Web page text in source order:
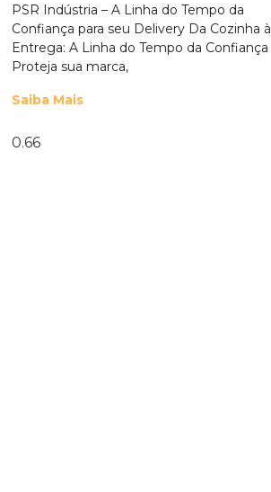
PSR Indústria – A Linha do Tempo da
Confiança para seu Delivery Da Cozinha à
Entrega: A Linha do Tempo da Confiança
Proteja sua marca,
Saiba Mais